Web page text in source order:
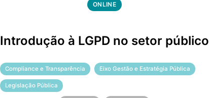
ONLINE
Introdução à LGPD no setor público
Compliance e Transparência Eixo Gestão e Estratégia Pública
Legislação Pública